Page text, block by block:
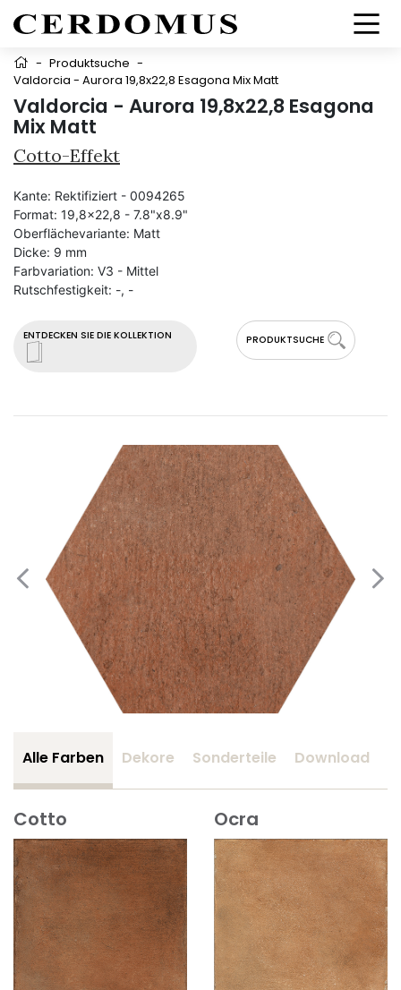
- Produktsuche -
Valdorcia - Aurora 19,8x22,8 Esagona Mix Matt
Valdorcia - Aurora 19,8x22,8 Esagona
Mix Matt
Cotto-Effekt
ENTDECKEN SIE DIE KOLLEKTION PRODUKTSUCHE
Kante: Rektifiziert - 0094265
Format: 19,8x22,8 - 7.8"x8.9"
Oberflächevariante: Matt
Dicke: 9 mm
Farbvariation: V3 - Mittel
Rutschfestigkeit: -, -
Alle Farben Dekore Sonderteile Download
Cotto Ocra